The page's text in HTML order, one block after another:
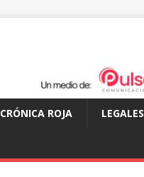
CRÓNICA ROJA LEGALES